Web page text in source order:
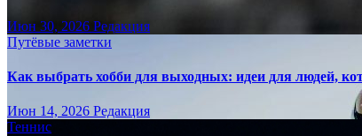
Июн 30, 2026 Редакция
Путёвые заметки
Как выбрать хобби для выходных: идеи для людей,
Июн 14, 2026 Редакция
Теннис